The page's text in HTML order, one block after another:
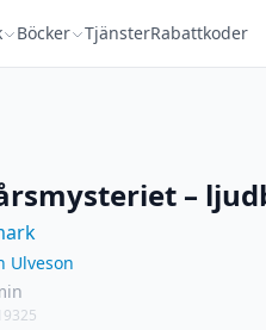
Böcker TjänsterRabattkoder
–
Ulveson